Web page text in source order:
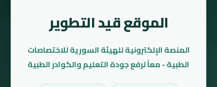
الموقع قيد التطوير
المنصة الإلكترونية للهيئة السورية للاختصاصات
الطبية - معاً لرفع جودة التعليم والكوادر الطبية